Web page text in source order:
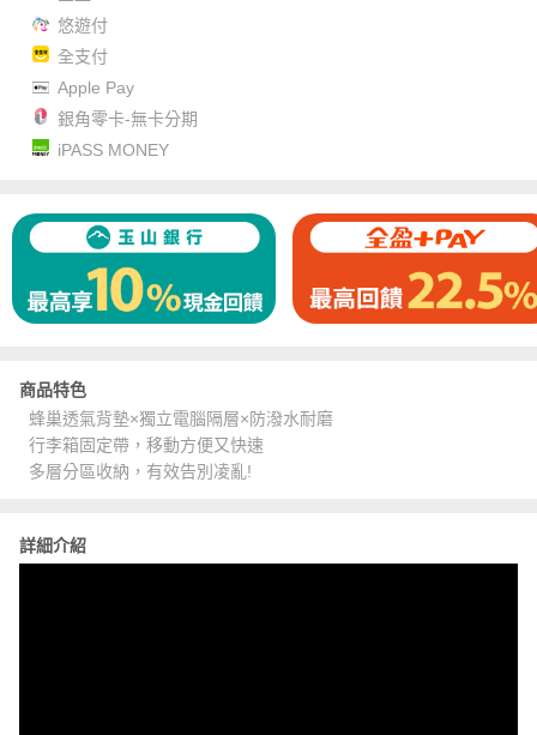
悠遊付
全支付
Apple Pay
銀角零卡-無卡分期
iPASS MONEY
商品特色
蜂巢透氣背墊×獨立電腦隔層×防潑水耐磨
行李箱固定帶，移動方便又快速
多層分區收納，有效告別凌亂!
詳細介紹